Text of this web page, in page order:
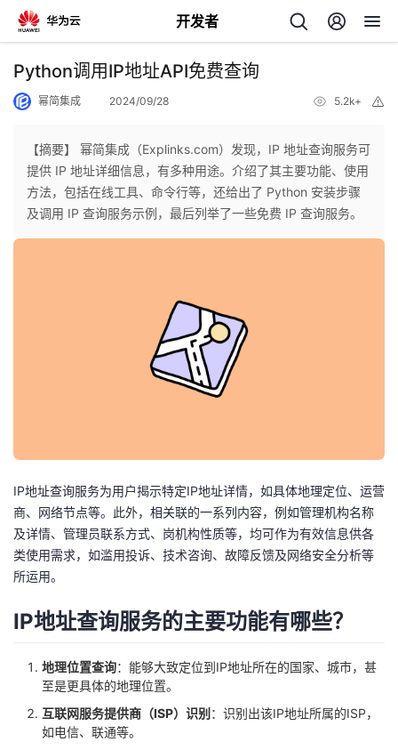
开发者
返
个
的
博
我
的
我
子
直
播
的
活
我
的
Python调用IP地址API免费查询
幂简集成 2024/09/28 5.2k+
【摘要】 幂简集成（Explinks.com）发现，IP 地址查询服务可
提供 IP 地址详细信息，有多种用途。介绍了其主要功能、使用
方法，包括在线工具、命令行等，还给出了 Python 安装步骤
及调用 IP 查询服务示例，最后列举了一些免费 IP 查询服务。
IP地址查询服务为用户揭示特定IP地址详情，如具体地理定位、运营
商、网络节点等。此外，相关联的一系列内容，例如管理机构名称
及详情、管理员联系方式、岗机构性质等，均可作为有效信息供各
类使用需求，如滥用投诉、技术咨询、故障反馈及网络安全分析等
所运用。
IP地址查询服务的主要功能有哪些？
地理位置查询：能够大致定位到IP地址所在的国家、城市，甚
至是更具体的地理位置。
互联网服务提供商（ISP）识别 ：识别出该IP地址所属的ISP，
如电信、联通等。